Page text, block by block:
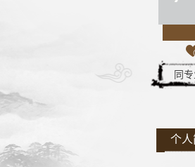
同
个人